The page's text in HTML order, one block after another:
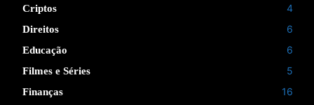
Criptos 4
Direitos 6
Educação 6
Filmes e Séries 5
Finanças 16